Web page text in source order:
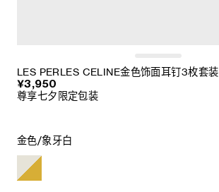
LES PERLES CELINE金色饰面耳钉3枚套装
¥3,950
尊享七夕限定包装
金色/象牙白